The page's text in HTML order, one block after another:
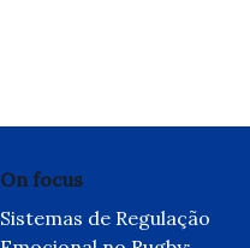
On focus
Sistemas de Regulação